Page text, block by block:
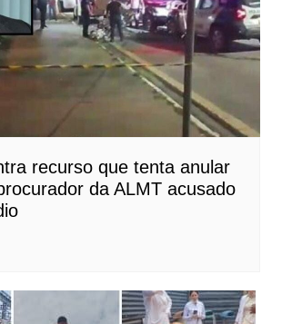
recurso que tenta anular
da ALMT acusado